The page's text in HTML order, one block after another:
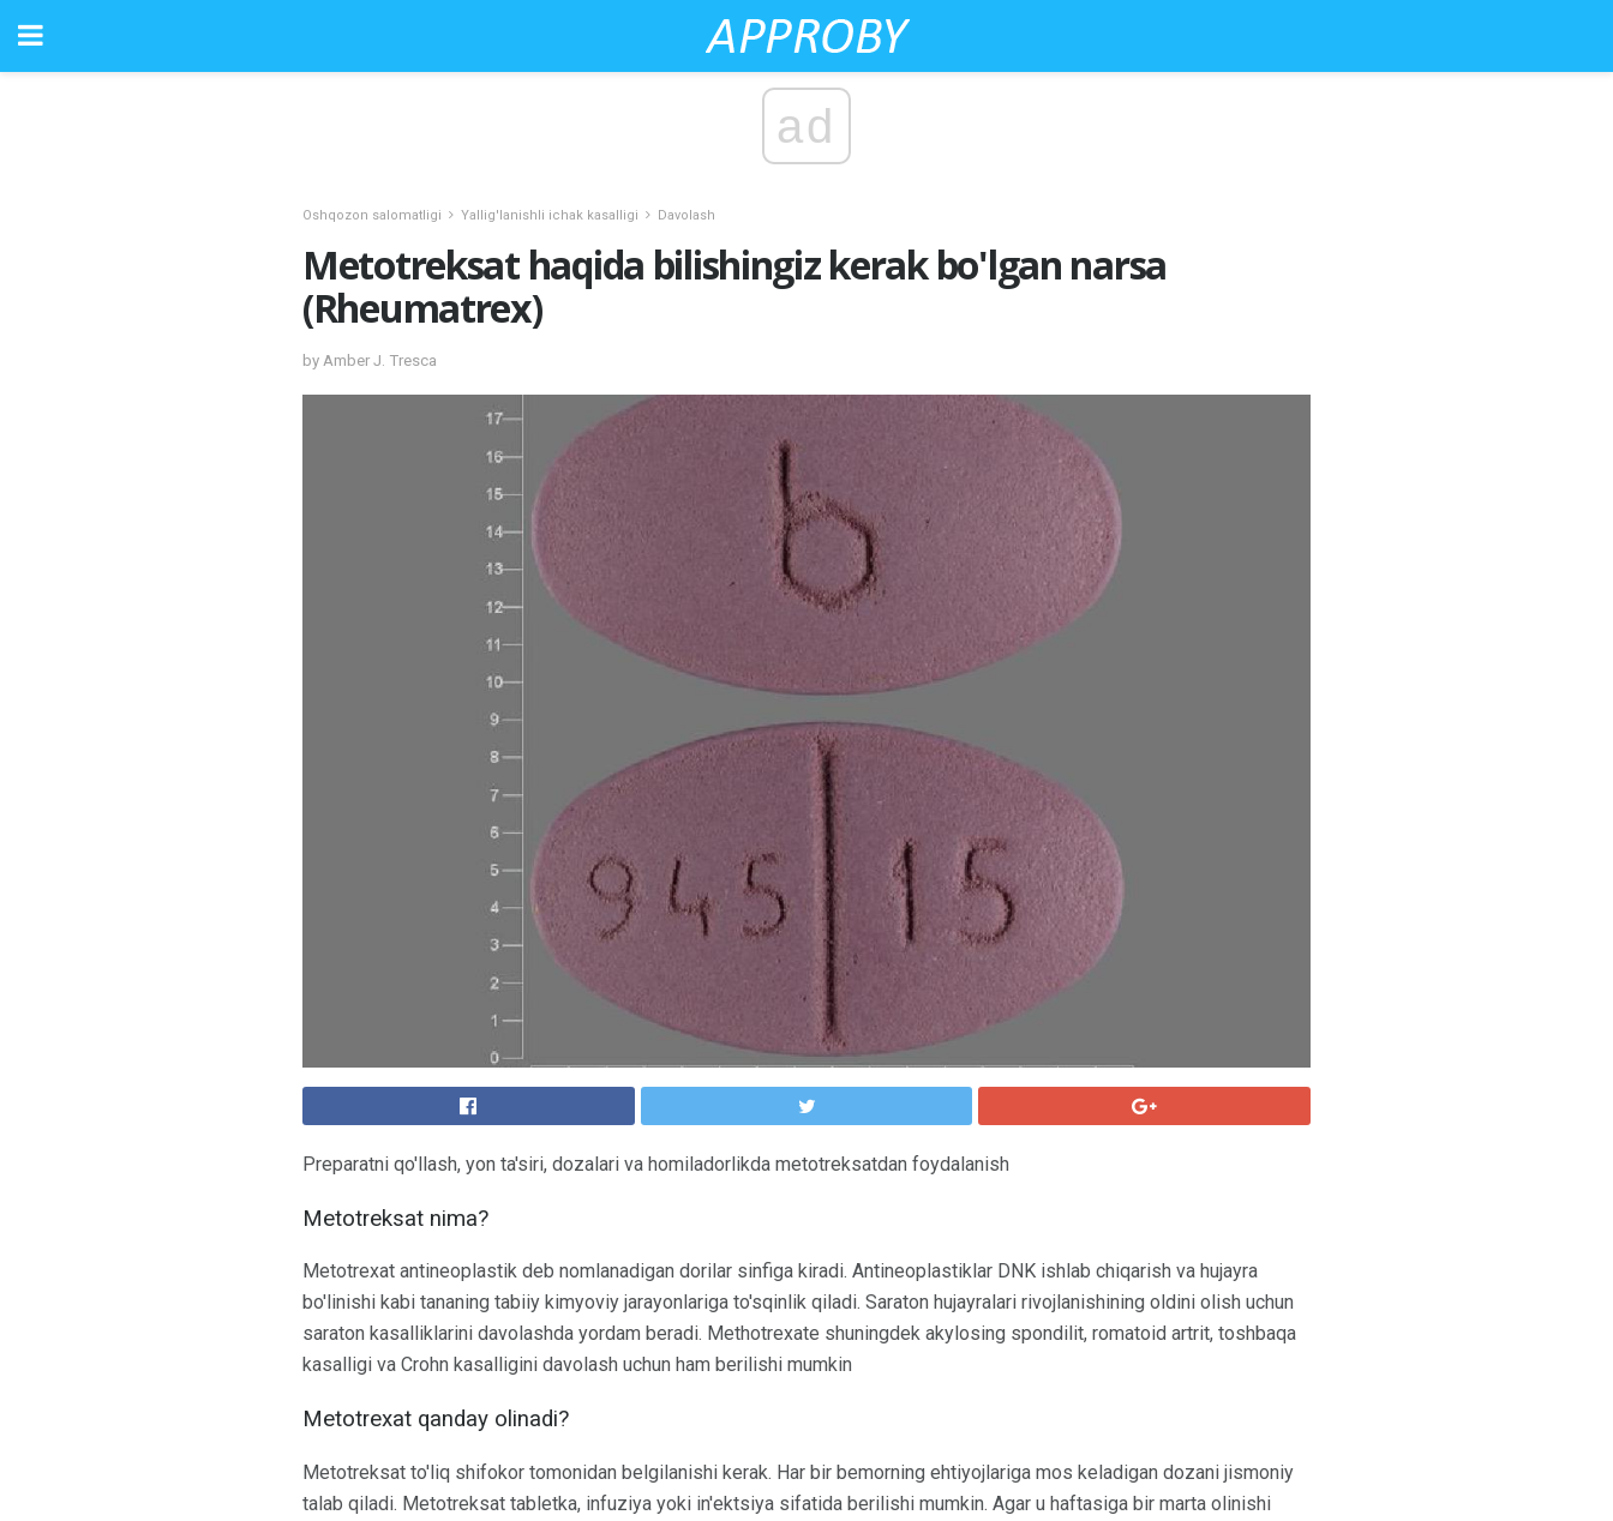
ad
Oshqozon salomatligi Yallig'lanishli ichak kasalligi Davolash
Metotreksat haqida bilishingiz kerak bo'lgan narsa
(Rheumatrex)
by Amber J. Tresca
Preparatni qo'llash, yon ta'siri, dozalari va homiladorlikda metotreksatdan foydalanish
Metotreksat nima?
Metotrexat antineoplastik deb nomlanadigan dorilar sinfiga kiradi. Antineoplastiklar DNK ishlab chiqarish va hujayra
bo'linishi kabi tananing tabiiy kimyoviy jarayonlariga to'sqinlik qiladi. Saraton hujayralari rivojlanishining oldini olish uchun
saraton kasalliklarini davolashda yordam beradi. Methotrexate shuningdek akylosing spondilit, romatoid artrit, toshbaqa
kasalligi va Crohn kasalligini davolash uchun ham berilishi mumkin
Metotrexat qanday olinadi?
Metotreksat to'liq shifokor tomonidan belgilanishi kerak. Har bir bemorning ehtiyojlariga mos keladigan dozani jismoniy
talab qiladi. Metotreksat tabletka, infuziya yoki in'ektsiya sifatida berilishi mumkin. Agar u haftasiga bir marta olinishi